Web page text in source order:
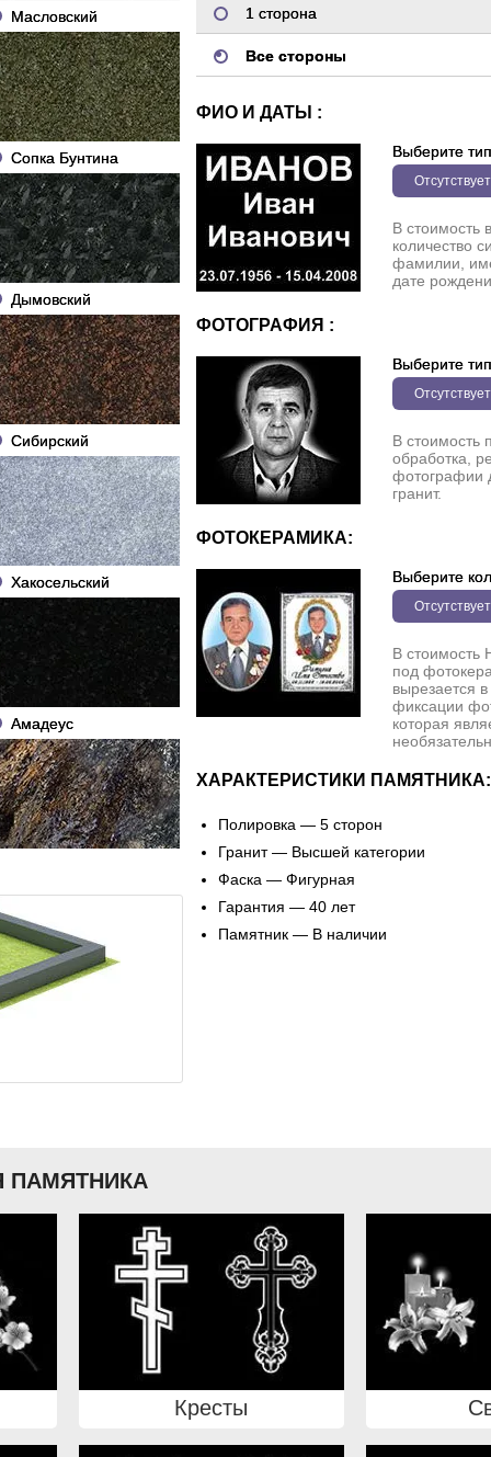
Масловский
Сопка Бунтина
Дымовский
Сибирский
Хакосельский
Амадеус
1 сторона
Все стороны
ФИО И ДАТЫ :
Выберите тип
Отсутствует
В стоимость
количество
фамилии,
дате
ФОТОГРАФИЯ :
Выберите тип
Отсутствует
В стоимость
обработка,
фотографии
гранит.
ФОТОКЕРАМИКА:
Выберите
Отсутствует
В стоимость
под
вырезается
фиксации
которая
ХАРАКТЕРИСТИКИ ПАМЯТНИКА:
Полировка — 5 сторон
Гранит — Высшей категории
Фаска — Фигурная
Гарантия — 40 лет
Памятник — В наличии
ПАМЯТНИКА
Кресты